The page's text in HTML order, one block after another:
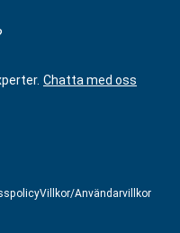
Chatta med oss
Villkor/Användarvillkor